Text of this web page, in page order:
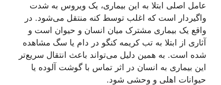
عامل اصلی ابتلا به این بیماری، یک ویروس به شدت
واگیردار است که اغلب توسط کنه منتقل می‌شود. در
واقع یک بیماری مشترک میان انسان و حیوان است و
آثاری از ابتلا به تب کریمه کنگو در دام یا سگ مشاهده
شده است. به همین دلیل می‌تواند باعث انتقال سریع‌تر
این بیماری به انسان در اثر تماس با گوشت آلوده یا
حیوانات اهلی و وحشی شود.